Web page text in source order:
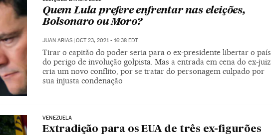
Quem Lula prefere enfrentar nas eleições,
Bolsonaro ou Moro?
JUAN ARIAS OCT 23, 2021 - 16:38 EDT
Tirar o capitão do poder seria para o ex-presidente libertar o país
do perigo de involução golpista. Mas a entrada em cena do ex-juiz
cria um novo conflito, por se tratar do personagem culpado por
sua injusta condenação
VENEZUELA
Extradição para os EUA de três ex-figurões